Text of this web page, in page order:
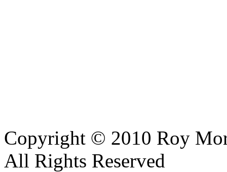
Copyright © 2010 Roy
All Rights Reserved